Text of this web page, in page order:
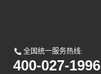
全国统一服务热线:
400-027-1996